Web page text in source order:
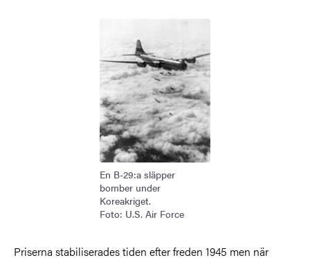
En B-29:a släpper
bomber under
Koreakriget.
Foto: U.S. Air Force
Priserna stabiliserades tiden efter freden 1945 men när